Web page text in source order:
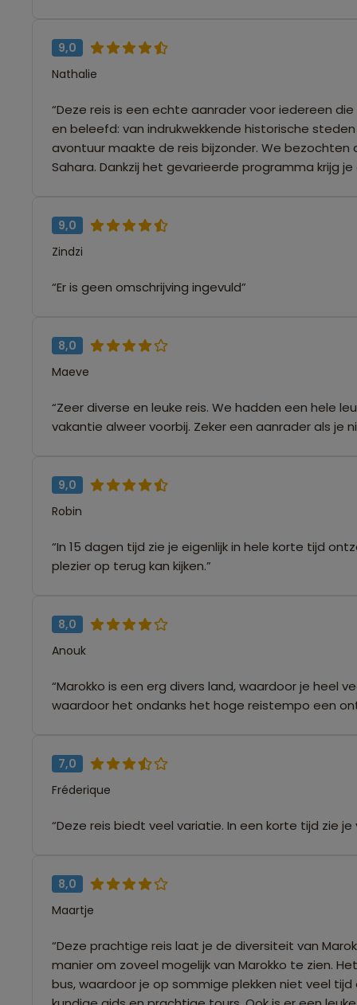
9,0
Nathalie
“Deze reis is een echte aanrader voor iedereen
en beleefd: van indrukwekkende historische
avontuur maakte de reis bijzonder. We bezochten
Sahara. Dankzij het gevarieerde programma krijg
9,0
Zindzi
“Er is geen omschrijving ingevuld”
8,0
Maeve
“Zeer diverse en leuke reis. We hadden een hele
vakantie alweer voorbij. Zeker een aanrader als je
9,0
Robin
“In 15 dagen tijd zie je eigenlijk in hele korte tijd
plezier op terug kan kijken.”
8,0
Anouk
“Marokko is een erg divers land, waardoor je heel
waardoor het ondanks het hoge reistempo een
7,0
Fréderique
“Deze reis biedt veel variatie. In een korte tijd zie
8,0
Maartje
“Deze prachtige reis laat je de diversiteit van
manier om zoveel mogelijk van Marokko te zien.
bus, waardoor je op sommige plekken niet veel